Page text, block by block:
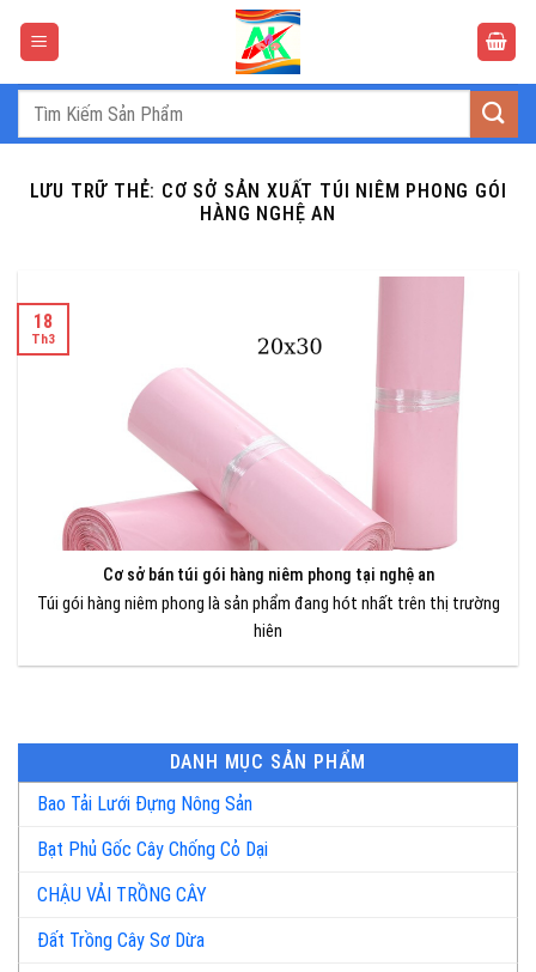
Tìm
LƯU TRỮ THẺ: CƠ SỞ SẢN XUẤT TÚI NIÊM PHONG GÓI
HÀNG NGHỆ AN
Cơ sở bán túi gói hàng niêm phong tại nghệ an
Túi gói hàng niêm phong là sản phẩm đang hót nhất trên thị trường
hiên
18
Th3
DANH MỤC SẢN PHẨM
Bao Tải Lưới Đựng Nông Sản
Bạt Phủ Gốc Cây Chống Cỏ Dại
CHẬU VẢI TRỒNG CÂY
Đất Trồng Cây Sơ Dừa